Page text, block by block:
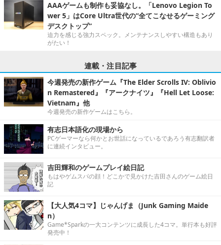
AAAゲームも制作も妥協なし。「Lenovo Legion To
wer 5」はCore Ultra世代の“全てこなせるゲーミング
デスクトップ”
迫力を感じる強力スペック。メンテナンスしやすい構造もあり
がたい！
連載・注目記事
今週発売の新作ゲーム『The Elder Scrolls IV: Oblivio
n Remastered』『アークナイツ』『Hell Let Loose:
Vietnam』他
今週発売の新作ゲームはこちら。
有志日本語化の現場から
PCゲーマーなら何かとお世話になっているであろう有志翻訳者
に連続インタビュー。
吉田輝和のゲームプレイ絵日記
もはやゲムスパの顔！どこかで見かけた吉田さんのゲーム絵日
記
【大人気4コマ】じゃんげま（Junk Gaming Maide
n）
Game*Sparkの一大コンテンツに成長した4コマ。単行本も好評
発売中！